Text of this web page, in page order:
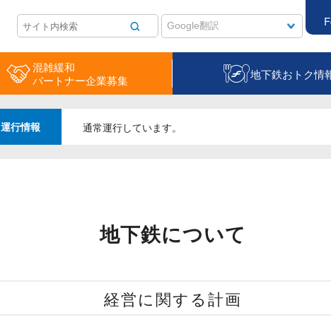
混雑緩和
パートナー企業募集
地下鉄おトク情
運行情報 通常運行しています。
地下鉄について
経営に関する計画